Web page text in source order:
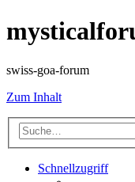
swiss-goa-forum
Zum Inhalt
Schnellzugriff